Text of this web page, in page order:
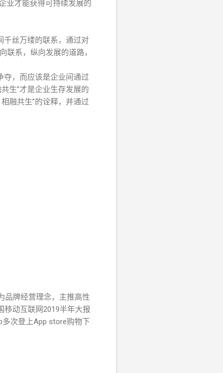
业才能获得可持续发展的
千丝万缕的联系，通过对
联系，纵向发展的道路，
夺，而应该是企业间通过
生”才是企业生存发展的
融共生”的诠释，并通过
品牌经营理念，主推高性
移动互联网2019半年大报
次登上App store购物下